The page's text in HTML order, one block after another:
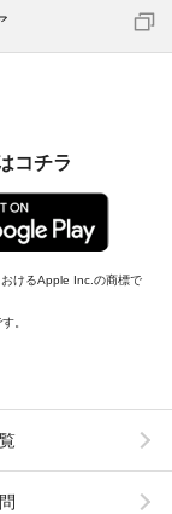
コチラ
けるApple Inc.の商標で
。